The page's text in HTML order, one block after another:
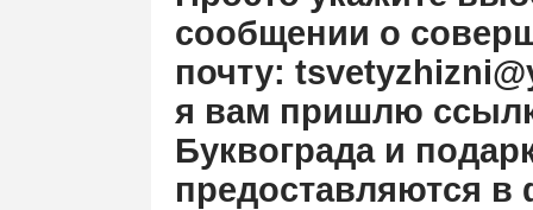
сообщении о
почту:
я вам пришлю
Буквограда и
предоставляются